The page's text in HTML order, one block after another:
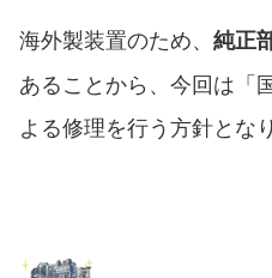
海外製装置のため、 純正
あることから、今回は「
よる修理を行う方針とな